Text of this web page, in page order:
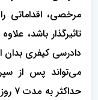
مرخصی، اقداماتی
دادرسی کیفری
می‌تواند پس از